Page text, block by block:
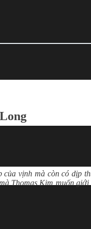
vịnh mà còn có dịp
Thomas Kim muốn